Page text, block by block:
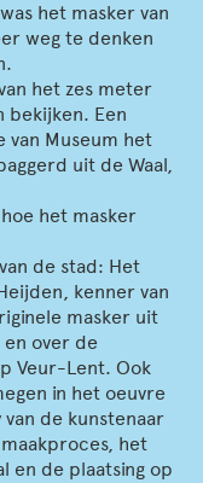
het masker van
weg te denken
het zes meter
bekijken. Een
van Museum het
uit de Waal,
het masker
de stad: Het
kenner van
masker uit
over de
Veur-Lent. Ook
in het oeuvre
de kunstenaar
het
en de plaatsing op